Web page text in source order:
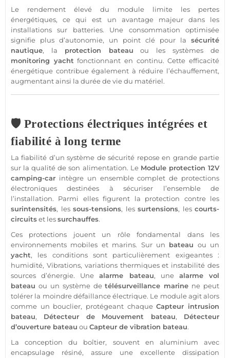
Le rendement élevé du module limite les pertes
énergétiques, ce qui est un avantage majeur dans les
installations sur batteries. Une consommation optimisée
signifie plus d’autonomie, un point clé pour la sécurité
nautique, la protection bateau ou les systèmes de
monitoring yacht fonctionnant en continu. Cette efficacité
énergétique contribue également à réduire l’échauffement,
augmentant ainsi la durée de vie du matériel.
🛡️ Protections électriques intégrées et
fiabilité à long terme
La fiabilité d’unsystème desécurité repose en grande partie
sur la qualité de son alimentation. Le Module protection 12V
camping-car intègre un ensemble complet de protections
électroniques destinées à sécuriser l’ensemble de
l’installation. Parmi elles figurent la protection contre les
surintensités, les sous-tensions, les surtensions, les courts-
circuitset lessurchauffes.
Ces protections jouent un rôle fondamental dans les
environnements mobiles et marins. Sur un bateau ou un
yacht, les conditions sont particulièrement exigeantes :
humidité, Vibrations, variations thermiques et instabilité des
sources d’énergie. Unealarme bateau, une alarmevol
bateau ou un systèmedetélésurveillance marine ne peut
tolérer la moindre défaillance électrique. Le moduleagit alors
comme un bouclier, protégeant chaqueCapteur intrusion
bateau, Détecteur de Mouvement bateau, Détecteur
d’ouverture bateau ou Capteur de vibration bateau.
La conception du boîtier, souvent en aluminium avec
encapsulage résiné, assure une excellente dissipation